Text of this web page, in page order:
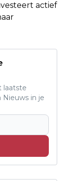
actief
laatste
Nieuws in je